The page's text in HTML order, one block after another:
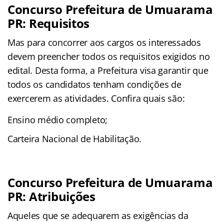
Concurso Prefeitura de Umuarama
PR: Requisitos
Mas para concorrer aos cargos os interessados
devem preencher todos os requisitos exigidos no
edital. Desta forma, a Prefeitura visa garantir que
todos os candidatos tenham condições de
exercerem as atividades. Confira quais são:
Ensino médio completo;
Carteira Nacional de Habilitação.
Concurso Prefeitura de Umuarama
PR: Atribuições
Aqueles que se adequarem as exigências da